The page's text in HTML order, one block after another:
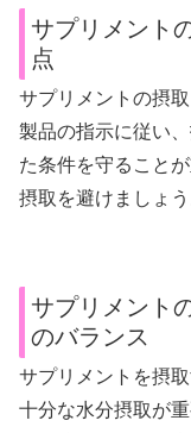
サプリメント
点
サプリメントの摂
製品の指示に従い
た条件を守ること
摂取を避けましょう
サプリメント
のバランス
サプリメントを摂
十分な水分摂取が